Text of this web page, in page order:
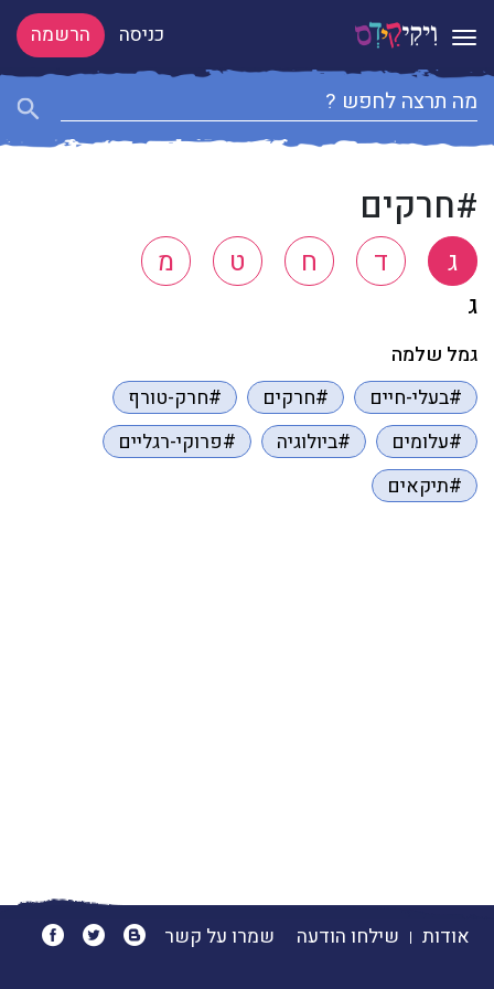
Toggle navigation כניסה הרשמה
#חרקים
ג ד ח ט מ
ג
גמל שלמה
#בעלי-חיים
#חרקים
#חרק-טורף
#עלומים
#ביולוגיה
#פרוקי-רגליים
#תיקאים
אודות שילחו הודעה שמרו על קשר